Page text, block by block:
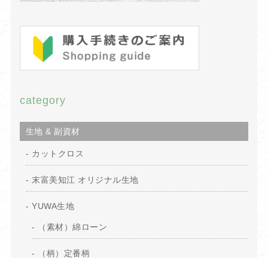
category
生地 & 副資材
カットクロス
末富美知江 オリジナル生地
YUWA生地
（素材）綿ローン
（柄）定番柄